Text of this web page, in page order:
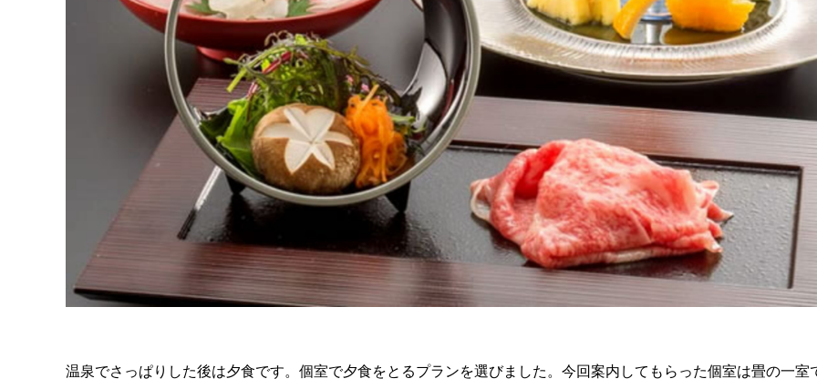
温泉でさっぱりした後は夕食です。個室で夕食をとるプランを選びました。今回案内してもらった個室は畳の一室